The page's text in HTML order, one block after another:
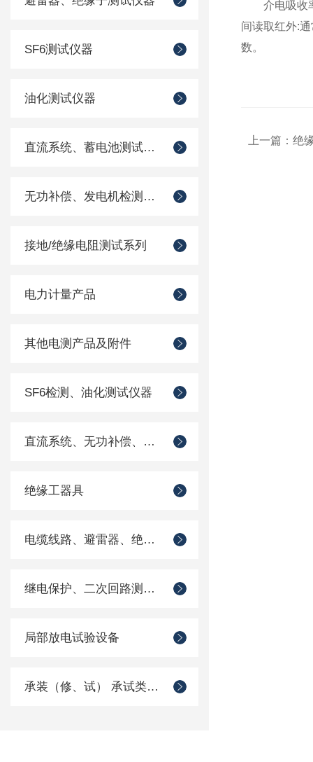
SF6测试仪器
油化测试仪器
直流系统、蓄电池测试仪器
无功补偿、发电机检测仪器
接地/绝缘电阻测试系列
电力计量产品
其他电测产品及附件
SF6检测、油化测试仪器
直流系统、无功补偿、电池电机检测仪器
绝缘工器具
电缆线路、避雷器、绝缘子测试仪器
继电保护、二次回路测试仪器
局部放电试验设备
承装（修、试） 承试类仪器
介电吸收
间读取红外:
数。
上一篇： 绝